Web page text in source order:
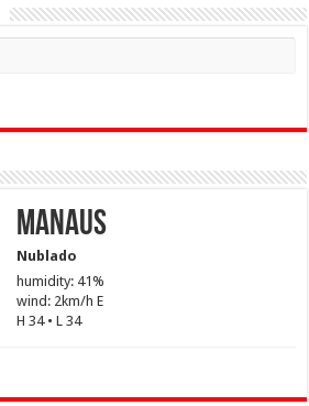
Manaus
Nublado
humidity: 41%
wind: 2km/h E
H 34 • L 34